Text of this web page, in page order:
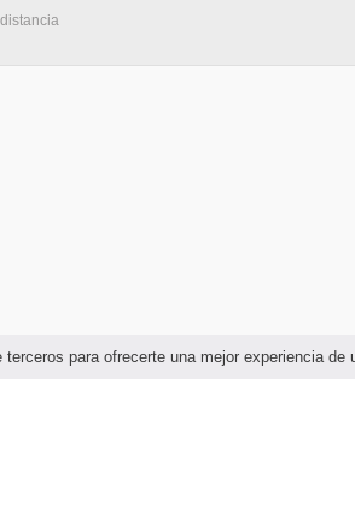
para ofrecerte una mejor experiencia